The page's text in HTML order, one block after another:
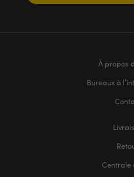
À propos
Bureaux à
Centrale